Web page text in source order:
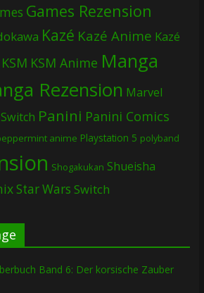
Games Rezension
Kazé Kazé Anime Kazé
KSM KSM Anime Manga
Rezension Marvel
Panini Panini Comics
anime Playstation 5 polyband
Shogakukan Shueisha
Star Wars Switch
Band 6: Der korsische Zauber